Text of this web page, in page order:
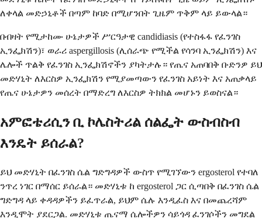
ለቀላል መድኃኒቶች በጣም ከባድ በሚሆንበት ጊዜም ጥቅም ላይ ይውላል።
በብዛት የሚታከሙ ሁኔታዎች ሥርዓታዊ candidiasis (የተስፋፋ የፈንገስ
ኢንፌክሽን)፣ ወራሪ aspergillosis (ሊሰራጭ የሚችል የሳንባ ኢንፌክሽን) እና
ሌሎች ጥልቅ የፈንገስ ኢንፌክሽኖችን ያካትታሉ። የጤና አጠባበቅ ቡድንዎ ይህ
መድሃኒት ለእርስዎ ኢንፌክሽን የሚያመጣውን የፈንገስ አይነት እና አጠቃላይ
የጤና ሁኔታዎን መሰረት በማድረግ ለእርስዎ ትክክል መሆኑን ይወስናል።
አምፎቴሪሲን ቢ ኮሌስትሪል ሰልፌት ውስብስብ
እንዴት ይሰራል?
ይህ መድሃኒት በፈንገስ ሴል ግድግዳዎች ውስጥ የሚገኘውን ergosterol የተባለ
ንጥረ ነገር በማሰር ይሰራል። መድሃኒቱ ከ ergosterol ጋር ሲጣበቅ በፈንገስ ሴል
ግድግዳ ላይ ቀዳዳዎችን ይፈጥራል, ይህም ሴሉ እንዲፈስ እና በመጨረሻም
እንዲሞት ያደርጋል. መድሃኒቱ ጤናማ ሴሎችዎን ሳይጎዳ ፈንገሶችን መግደል